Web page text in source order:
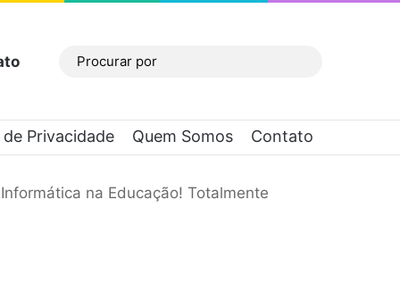
Barra Lateral
Privacidade Quem Somos Contato
na Educação! Totalmente